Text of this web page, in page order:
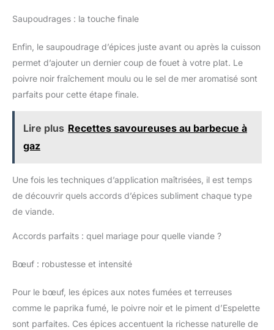
Saupoudrages : la touche finale
Enfin, le saupoudrage d’épices juste avant ou après la cuisson
permet d’ajouter un dernier coup de fouet à votre plat. Le
poivre noir fraîchement moulu ou le sel de mer aromatisé sont
parfaits pour cette étape finale.
Lire plus Recettes savoureuses au barbecue à
gaz
Une fois les techniques d’application maîtrisées, il est temps
de découvrir quels accords d’épices subliment chaque type
de viande.
Accords parfaits : quel mariage pour quelle viande ?
Bœuf : robustesse et intensité
Pour le bœuf, les épices aux notes fumées et terreuses
comme le paprika fumé, le poivre noir et le piment d’Espelette
sont parfaites. Ces épices accentuent la richesse naturelle de